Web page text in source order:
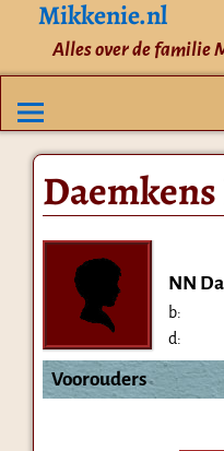
Mikkenie.nl
Alles over de familie
NN
b:
d:
Voorouders